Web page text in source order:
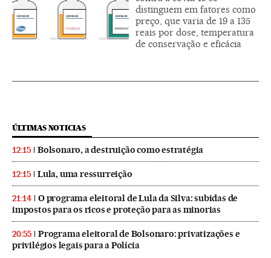
distinguem em fatores como
preço, que varia de 19 a 135
reais por dose, temperatura
de conservação e eficácia
ÚLTIMAS NOTICIAS
12:15 Bolsonaro, a destruição como estratégia
12:15 Lula, uma ressurreição
21:14
O programa eleitoral de Lula da Silva: subidas de
impostos para os ricos e proteção para as minorias
20:55
Programa eleitoral de Bolsonaro: privatizações e
privilégios legais para a Polícia